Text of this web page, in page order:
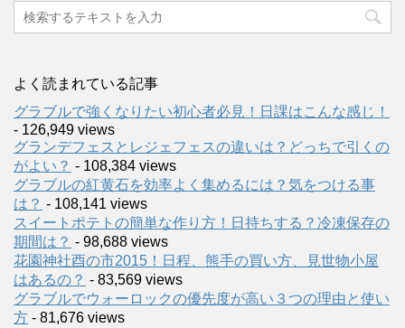
よく読まれている記事
グラブルで強くなりたい初心者必見！日課はこんな感じ！
- 126,949 views
グランデフェスとレジェフェスの違いは？どっちで引くの
がよい？ - 108,384 views
グラブルの紅黄石を効率よく集めるには？気をつける事
は？ - 108,141 views
スイートポテトの簡単な作り方！日持ちする？冷凍保存の
期間は？ - 98,688 views
花園神社酉の市2015！日程、熊手の買い方、見世物小屋
はあるの？ - 83,569 views
グラブルでウォーロックの優先度が高い３つの理由と使い
方 - 81,676 views